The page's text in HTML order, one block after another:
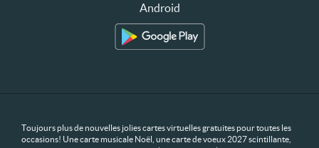
Android
Toujours plus de nouvelles jolies cartes virtuelles gratuites pour toutes les
occasions! Une carte musicale Noël, une carte de voeux 2027 scintillante,